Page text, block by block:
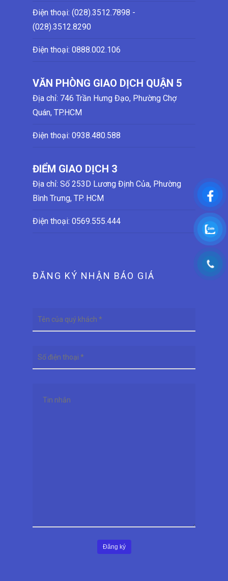
Điện thoại: (028).3512.7898 -
(028).3512.8290
Điện thoại: 0888.002.106
VĂN PHÒNG GIAO DỊCH QUẬN 5
Địa chỉ: 746 Trần Hưng Đạo, Phường Chợ
Quán, TP.HCM
Điện thoại: 0938.480.588
ĐIỂM GIAO DỊCH 3
Địa chỉ: Số 253D Lương Định Của, Phường
Bình Trưng, TP. HCM
Điện thoại: 0569.555.444
ĐĂNG KÝ NHẬN BÁO GIÁ